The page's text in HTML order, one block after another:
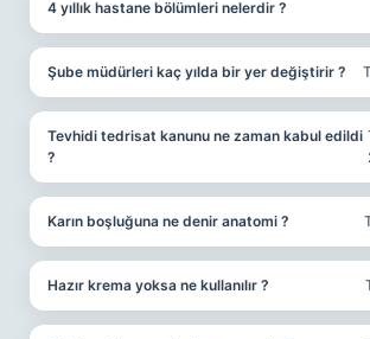
4 yıllık hastane bölümleri nelerdir ?
Şube müdürleri kaç yılda bir yer değiştirir ?
Tevhidi tedrisat kanunu ne zaman kabul edildi
?
Karın boşluğuna ne denir anatomi ?
Hazır krema yoksa ne kullanılır ?